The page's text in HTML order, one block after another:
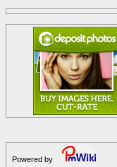
Powered by